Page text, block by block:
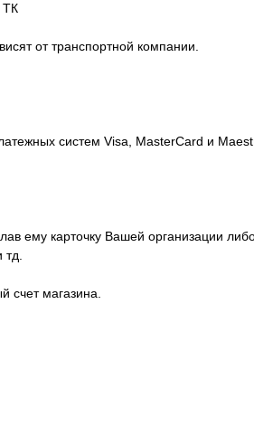
ТК
от транспортной компании.
систем Visa, MasterCard и
ему карточку Вашей организации
тд.
счет магазина.